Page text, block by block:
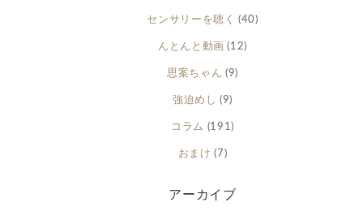
センサリーを聴く (40)
んとんと動画 (12)
思案ちゃん (9)
強迫めし (9)
コラム (191)
おまけ (7)
アーカイブ